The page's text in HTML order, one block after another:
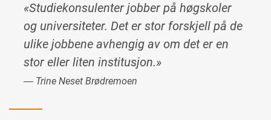
«Studiekonsulenter jobber på høgskoler
og universiteter. Det er stor forskjell på de
ulike jobbene avhengig av om det er en
stor eller liten institusjon.»
― Trine Neset Brødremoen